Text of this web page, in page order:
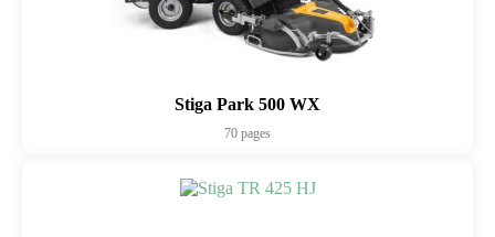
Stiga Park 500 WX
70 pages